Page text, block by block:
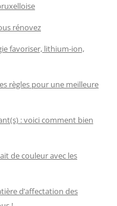
rénovez
favoriser, lithium-ion,
règles pour une meilleure
: voici comment bien
de couleur avec les
d’affectation des